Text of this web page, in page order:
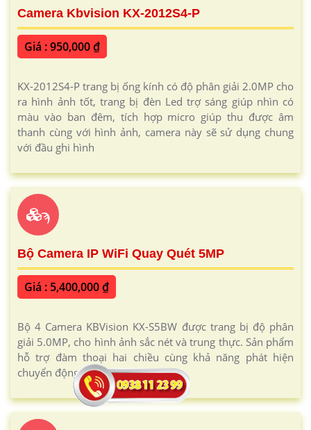
Camera Kbvision KX-2012S4-P
Giá : 950,000 ₫
KX-2012S4-P trang bị ống kính có độ phân giải 2.0MP cho
ra hình ảnh tốt, trang bị đèn Led trợ sáng giúp nhìn có
màu vào ban đêm, tích hợp micro giúp thu được âm
thanh cùng với hình ảnh, camera này sẽ sử dụng chung
với đầu ghi hình
ϡ
Bộ Camera IP WiFi Quay Quét 5MP
Giá : 5,400,000 ₫
Bộ 4 Camera KBVision KX-S5BW được trang bị độ phân
giải 5.0MP, cho hình ảnh sắc nét và trung thực. Sản phẩm
hỗ trợ đàm thoại hai chiều cùng khả năng phát hiện
chuyển động thông...